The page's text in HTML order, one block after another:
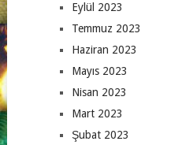
Eylül 2023
Temmuz 2023
Haziran 2023
Mayıs 2023
Nisan 2023
Mart 2023
Şubat 2023